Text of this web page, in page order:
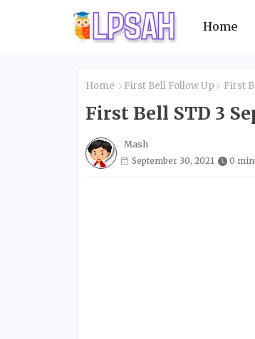
Home
Home First Bell Follow Up First
First Bell STD 3
Mash
September 30, 2021
0